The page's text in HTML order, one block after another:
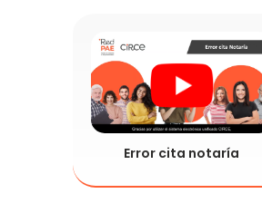
Error cita notaría